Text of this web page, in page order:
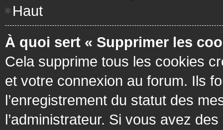
Haut
À quoi sert « Supprimer les
Cela supprime tous les cookies
et votre connexion au forum. Ils
l’enregistrement du statut des
l’administrateur. Si vous avez